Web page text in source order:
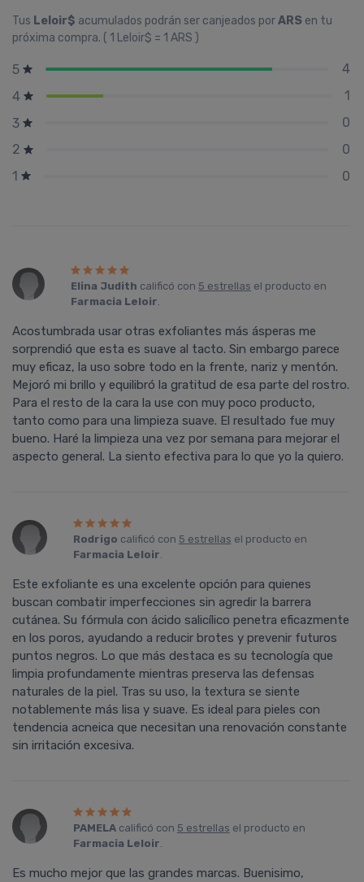
Tus Leloir$ acumulados podrán ser canjeados porARS en tu
próxima compra. ( 1 Leloir$ = 1 ARS )
5
4
4
1
3
0
2
0
1
0
Elina Judith calificó con 5 estrellas el producto en
Farmacia Leloir.
Acostumbrada usar otras exfoliantes más ásperas me
sorprendió que esta es suave al tacto. Sin embargo parece
muy eficaz, la uso sobre todo en la frente, nariz y mentón.
Mejoró mi brillo y equilibró la gratitud de esa parte del rostro.
Para el resto de la cara la use con muy poco producto,
tanto como para una limpieza suave. El resultado fue muy
bueno. Haré la limpieza una vez por semana para mejorar el
aspecto general. La siento efectiva para lo que yo la quiero.
Rodrigo calificó con 5 estrellas el producto en
Farmacia Leloir.
Este exfoliante es una excelente opción para quienes
buscan combatir imperfecciones sin agredir la barrera
cutánea. Su fórmula con ácido salicílico penetra eficazmente
en los poros, ayudando a reducir brotes y prevenir futuros
puntos negros. Lo que más destaca es su tecnología que
limpia profundamente mientras preserva las defensas
naturales de la piel. Tras su uso, la textura se siente
notablemente más lisa y suave. Es ideal para pieles con
tendencia acneica que necesitan una renovación constante
sin irritación excesiva.
PAMELAcalificó con 5 estrellas el producto en
Farmacia Leloir.
Es mucho mejor que las grandes marcas. Buenisimo,